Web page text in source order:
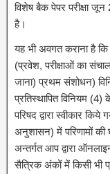
विशेष बैक पेपर परीक्षा जून
है।
यह भी अवगत कराना है कि
(प्रवेश, परीक्षाओं का
जाना) प्रथम संशोधन)
प्रतिस्थापित विनियम
परिषद द्वारा स्वीकार
अनुशासन) में परिणामों की
अन्तर्गत आप द्वारा
सैत्रिक अंकों में किसी भी